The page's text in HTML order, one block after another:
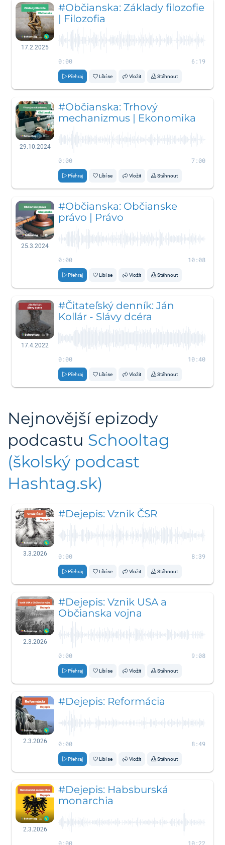
17.2.2025
#Občianska: Základy filozofie
| Filozofia
0:00 6:19
Přehraj Líbí se Vložit Stáhnout
29.10.2024
#Občianska: Trhový
mechanizmus | Ekonomika
0:00 7:00
Přehraj Líbí se Vložit Stáhnout
25.3.2024
#Občianska: Občianske
právo | Právo
0:00 10:08
Přehraj Líbí se Vložit Stáhnout
17.4.2022
#Čitateľský denník: Ján
Kollár - Slávy dcéra
0:00 10:40
Přehraj Líbí se Vložit Stáhnout
Nejnovější epizody
podcastu Schooltag
(školský podcast
Hashtag.sk)
3.3.2026
#Dejepis: Vznik ČSR
0:00 8:39
Přehraj Líbí se Vložit Stáhnout
2.3.2026
#Dejepis: Vznik USA a
Občianska vojna
0:00 9:08
Přehraj Líbí se Vložit Stáhnout
2.3.2026
#Dejepis: Reformácia
0:00 8:49
Přehraj Líbí se Vložit Stáhnout
2.3.2026
#Dejepis: Habsburská
monarchia
0:00 10:22